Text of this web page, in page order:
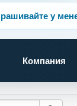
у
Компания